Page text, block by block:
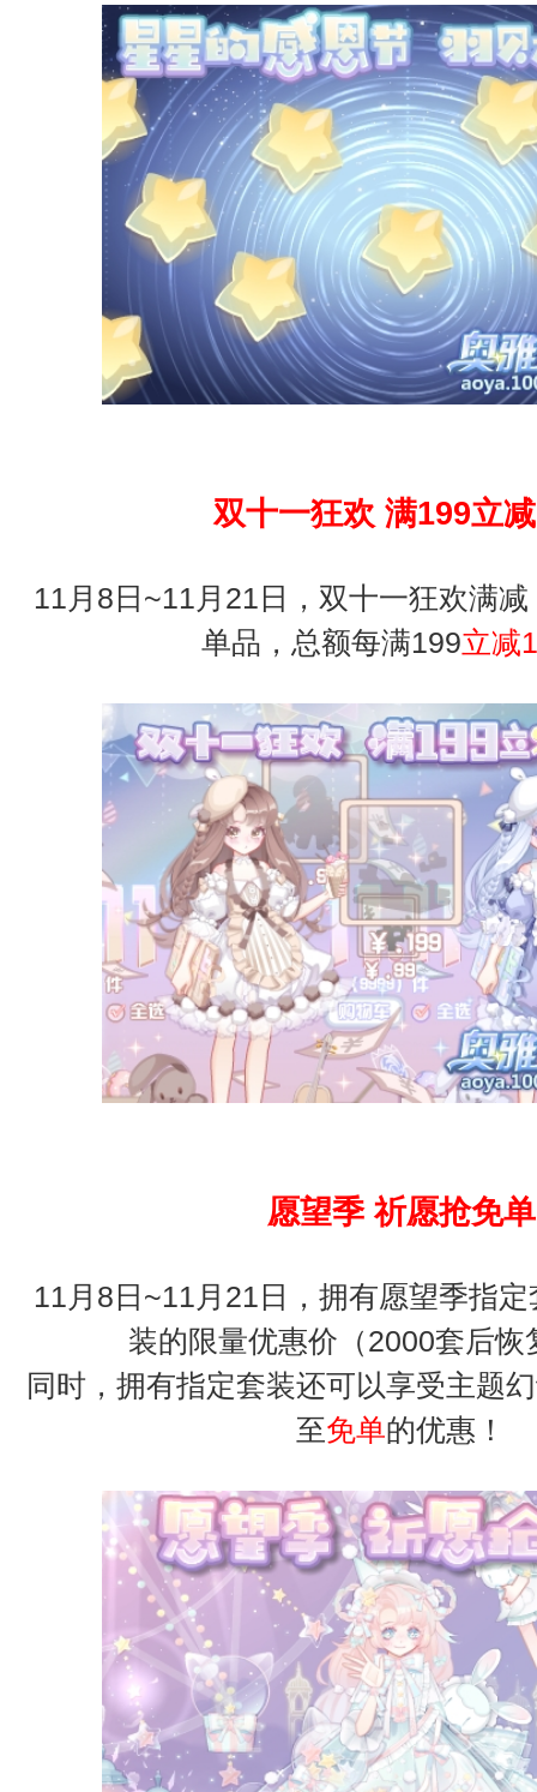
双十一狂欢 满199立
11月8日~11月21日，双十一狂欢满
单品，总额每满199立减
愿望季 祈愿抢免单
11月8日~11月21日，拥有愿望季指
装的限量优惠价（2000套后恢
同时，拥有指定套装还可以享受主题
至免单的优惠！